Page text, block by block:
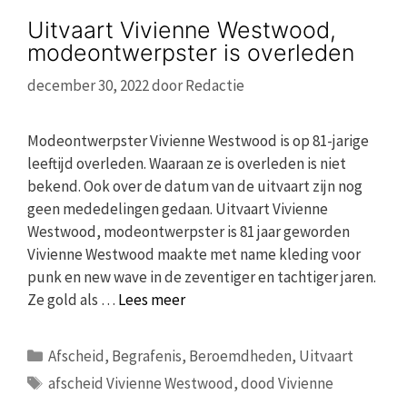
Uitvaart Vivienne Westwood,
modeontwerpster is overleden
december 30, 2022doorRedactie
Modeontwerpster Vivienne Westwood is op 81-jarige
leeftijd overleden. Waaraan ze is overleden is niet
bekend. Ook over de datum van de uitvaart zijn nog
geen mededelingen gedaan. Uitvaart Vivienne
Westwood, modeontwerpster is 81 jaar geworden
Vivienne Westwood maakte met name kleding voor
punk en new wave in de zeventiger en tachtiger jaren.
Ze gold als … Lees meer
Categorieën
Afscheid, Begrafenis, Beroemdheden, Uitvaart
Tags
afscheid Vivienne Westwood,dood Vivienne